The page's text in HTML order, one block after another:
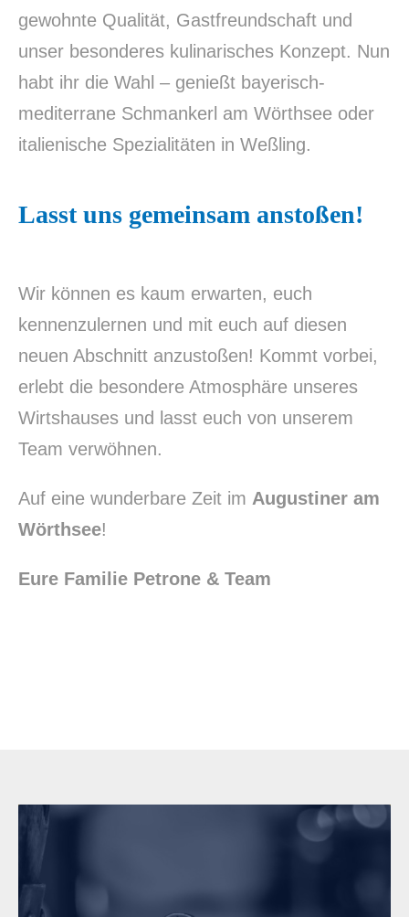
gewohnte Qualität, Gastfreundschaft und
unser besonderes kulinarisches Konzept. Nun
habt ihr die Wahl – genießt bayerisch-
mediterrane Schmankerl am Wörthsee oder
italienische Spezialitäten in Weßling.
Lasst uns gemeinsam anstoßen!
Wir können es kaum erwarten, euch
kennenzulernen und mit euch auf diesen
neuen Abschnitt anzustoßen! Kommt vorbei,
erlebt die besondere Atmosphäre unseres
Wirtshauses und lasst euch von unserem
Team verwöhnen.
Auf eine wunderbare Zeit im Augustiner am
Wörthsee!
Eure Familie Petrone & Team